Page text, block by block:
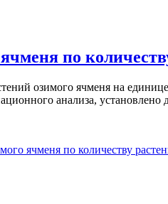
по
озимого ячменя на
анализа,
ячменя по количеству